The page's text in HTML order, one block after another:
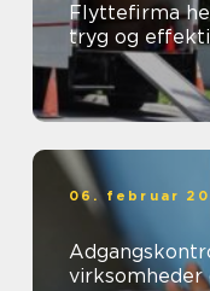
Flyttefirma helsingør
tryg og
06. februar
virksomheder